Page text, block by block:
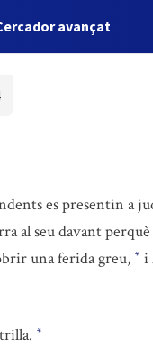
avançat
es presentin a
al seu davant
una ferida greu, * i
*